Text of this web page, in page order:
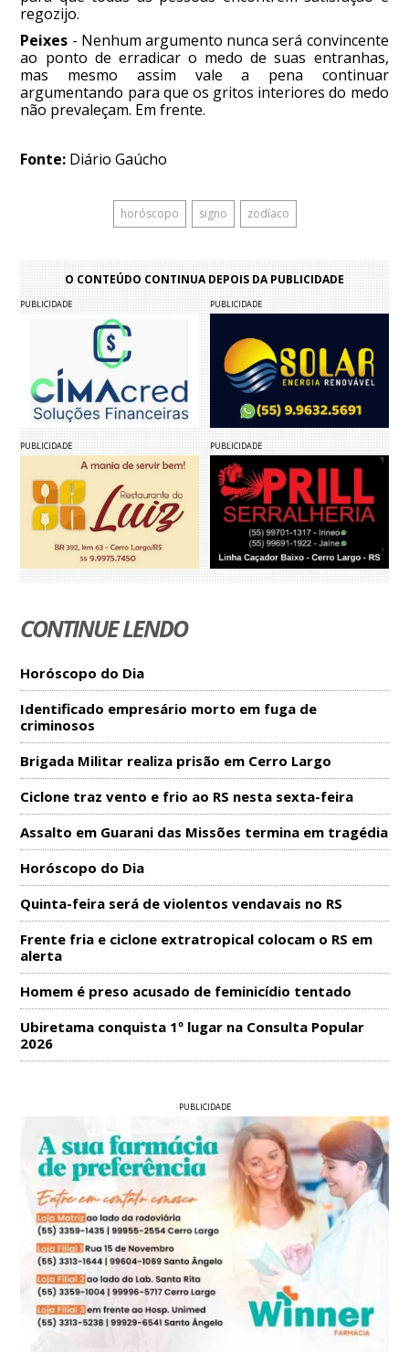
regozijo.
Peixes - Nenhum argumento nunca será convincente
ao ponto de erradicar o medo de suas entranhas,
mas mesmo assim vale a pena continuar
argumentando para que os gritos interiores do medo
não prevaleçam. Em frente.
Fonte: Diário Gaúcho
horóscopo signo zodíaco
O CONTEÚDO CONTINUA DEPOIS DA PUBLICIDADE
PUBLICIDADE PUBLICIDADE
PUBLICIDADE PUBLICIDADE
CONTINUE LENDO
Horóscopo do Dia
Identificado empresário morto em fuga de
criminosos
Brigada Militar realiza prisão em Cerro Largo
Ciclone traz vento e frio ao RS nesta sexta-feira
Assalto em Guarani das Missões termina em tragédia
Horóscopo do Dia
Quinta-feira será de violentos vendavais no RS
Frente fria e ciclone extratropical colocam o RS em
alerta
Homem é preso acusado de feminicídio tentado
Ubiretama conquista 1º lugar na Consulta Popular
2026
PUBLICIDADE